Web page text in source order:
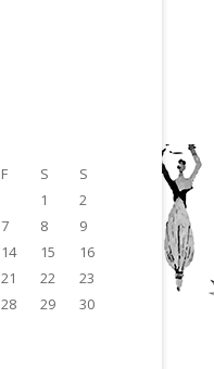
F S
S
1
2
7 8
9
14 15
16
21 22
23
28 29
30